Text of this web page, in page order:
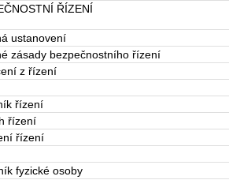
ŘÍZENÍ
ustanovení
zásady bezpečnostního řízení
z řízení
řízení
řízení
řízení
fyzické osoby